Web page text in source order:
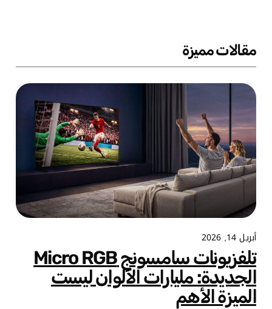
مقالات مميزة
أبريل 14, 2026
تلفزيونات سامسونج Micro RGB
الجديدة: مليارات الألوان ليست
الميزة الأهم